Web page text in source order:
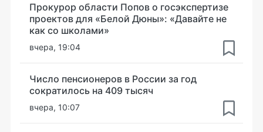
Прокурор области Попов о госэкспертизе
проектов для «Белой Дюны»: «Давайте не
как со школами»
вчера, 19:04
Число пенсионеров в России за год
сократилось на 409 тысяч
вчера, 10:07